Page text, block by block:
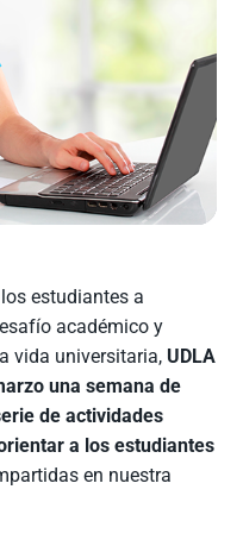
estudiantes a
académico y
vida universitaria, UDLA
una semana de
de actividades
a los estudiantes
en nuestra